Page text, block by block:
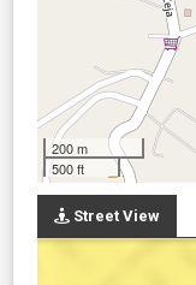
200 m
500 ft
Street View